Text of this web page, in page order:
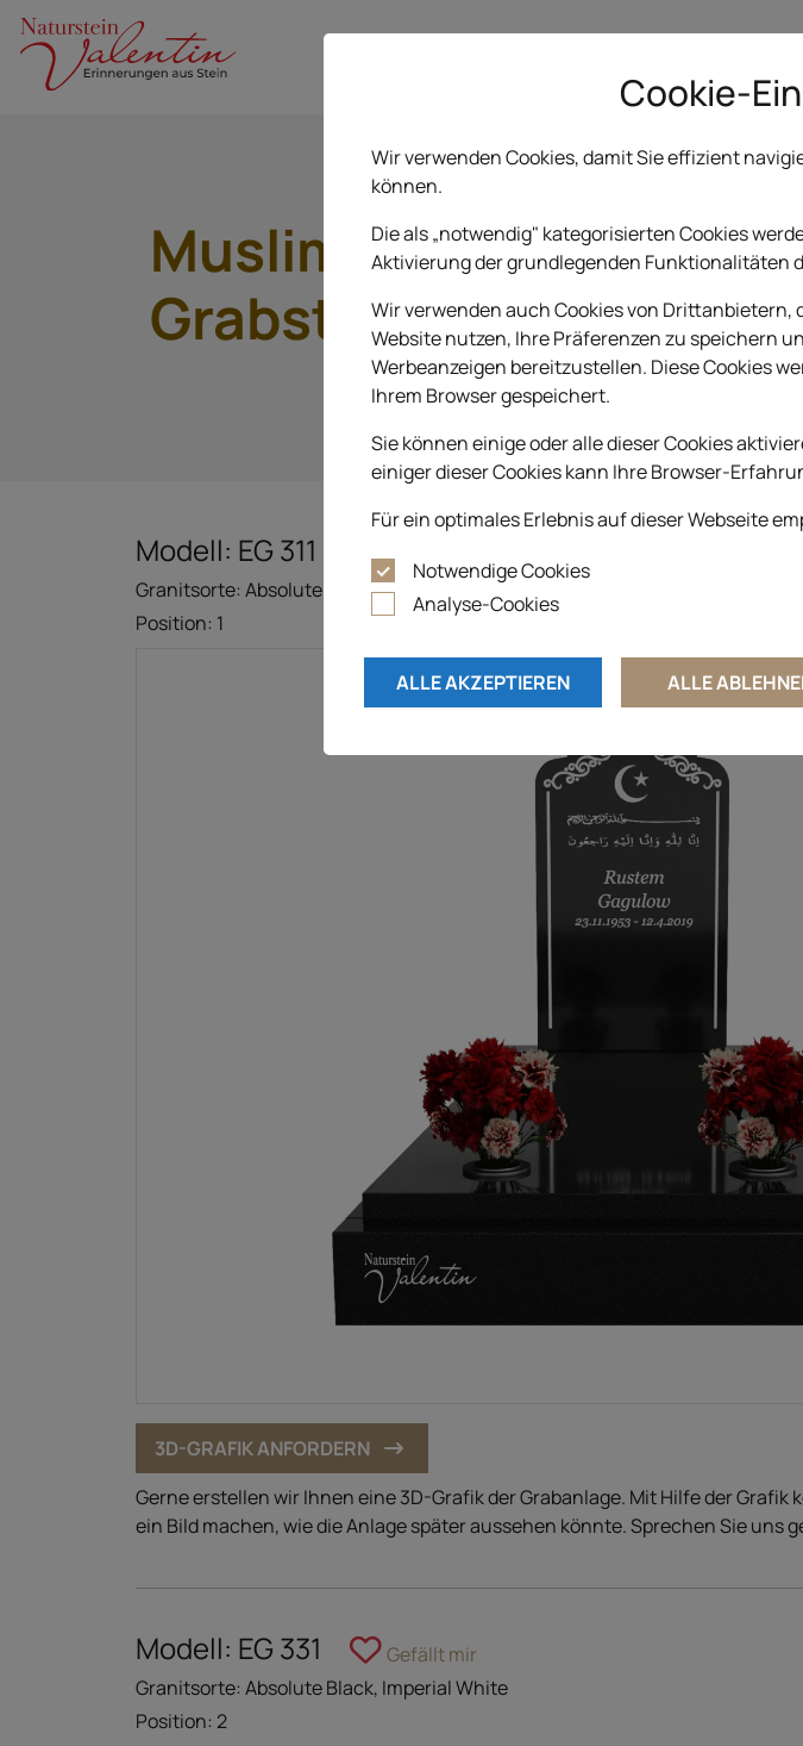
Muslimische
Grabsteine
Modell: EG 311
Gefällt mir
Granitsorte: Absolute Black
Position: 1
3D-GRAFIK ANFORDERN
Gerne erstellen wir Ihnen eine 3D-Grafik der Grabanlage. Mit Hilfe der Grafik
ein Bild machen, wie die Anlage später aussehen könnte. Sprechen Sie uns
Modell: EG 331
Gefällt mir
Granitsorte: Absolute Black, Imperial White
Position: 2
Cookie-
Wir verwenden Cookies, damit Sie effizient
können.
Die als „notwendig" kategorisierten Cookies
Aktivierung der grundlegenden Funktionalitäten
Wir verwenden auch Cookies von Drittanbietern,
Website nutzen, Ihre Präferenzen zu speichern
Werbeanzeigen bereitzustellen. Diese Cookies
Ihrem Browser gespeichert.
Sie können einige oder alle dieser Cookies
einiger dieser Cookies kann Ihre Browser-
Für ein optimales Erlebnis auf dieser Webseite
Notwendige Cookies
Analyse-Cookies
ALLE AKZEPTIEREN ALLE